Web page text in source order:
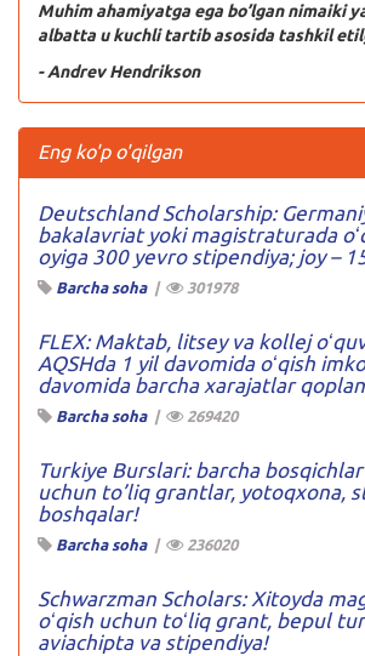
Muhim ahamiyatga ega bo’lgan nimaiki
albatta u kuchli tartib asosida tashkil
- Andrev Hendrikson
Eng ko'p o'qilgan
Deutschland Scholarship:
bakalavriat yoki magistraturada
oyiga 300 yevro stipendiya; joy –
Barcha soha| 301978
FLEX: Maktab, litsey va kollej
AQSHda 1 yil davomida oʻqish
davomida barcha xarajatlar
Barcha soha| 269420
Turkiye Burslari: barcha
uchun to’liq grantlar, yotoqxona,
boshqalar!
Barcha soha| 236020
Schwarzman Scholars: Xitoyda
oʻqish uchun toʻliq grant, bepul
aviachipta va stipendiya!